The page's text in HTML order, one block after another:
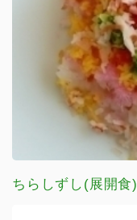
ちらしずし(展開食)